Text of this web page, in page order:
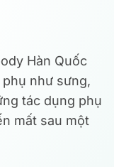
Hàn Quốc
như sưng,
tác dụng phụ
mất sau một